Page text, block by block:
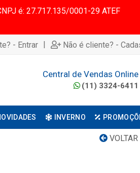
é: 27.717.135/0001-29 ATEF
- Entrar | Não é cliente? -
Central de Vendas Online
(11) 3324-6411
INVERNO
VOLTAR